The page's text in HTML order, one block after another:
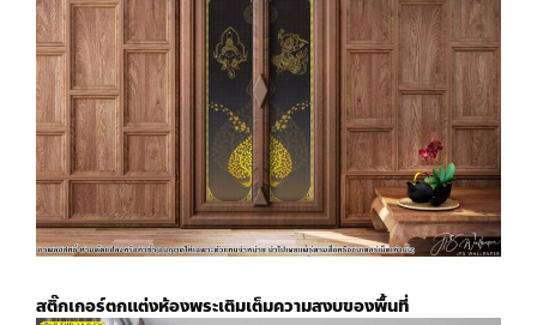
สติ๊กเกอร์ตกแต่งห้องพระเติมเต็มความสงบของพื้นที่